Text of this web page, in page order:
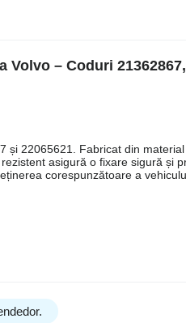
– Coduri 21362867,
și 22065621. Fabricat din
asigură o fixare sigură și
corespunzătoare a